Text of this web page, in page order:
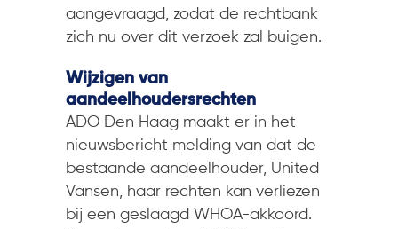
aangevraagd, zodat de rechtbank
zich nu over dit verzoek zal buigen.
Wijzigen van
aandeelhoudersrechten
ADO Den Haag maakt er in het
nieuwsbericht melding van dat de
bestaande aandeelhouder, United
Vansen, haar rechten kan verliezen
bij een geslaagd WHOA-akkoord.